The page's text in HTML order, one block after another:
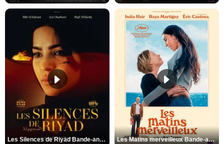
Les Silences de Riyad Bande-annonce VO STFR Les Matins merveilleux Bande-annonce VF